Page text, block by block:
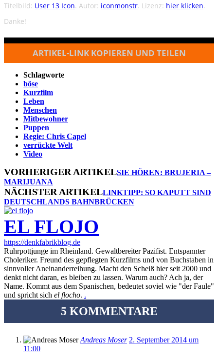
Titelbild: User 13 Icon. Autor: iconmonstr. Lizenz: hier klicken.
Danke!
ARTIKEL-LINK KOPIEREN UND TEILEN
Schlagworte
böse
Kurzfilm
Leben
Menschen
Mitbewohner
Puppen
Regie: Chris Capel
verrückte Welt
Video
VORHERIGER ARTIKELSIE HÖREN: BRUJERIA –
MARIJUANA
NÄCHSTER ARTIKELLINKTIPP: SO KAPUTT SIND
DEUTSCHLANDS BAHNBRÜCKEN
EL FLOJO
https://denkfabrikblog.de
Ruhrpottjunge im Rheinland. Gewaltbereiter Pazifist. Entspannter
Choleriker. Freund des gepflegten Kurzfilms und von Buchstaben in
sinnvoller Aneinanderreihung. Macht den Scheiß hier seit 2000 und
denkt nicht daran, es bleiben zu lassen. Warum auch? Ach ja, der
Name. Kommt aus dem Spanischen, bedeutet soviel wie "der Faule"
und spricht sich el flocho. .
5 KOMMENTARE
Andreas Moser 2. September 2014 um
11:00